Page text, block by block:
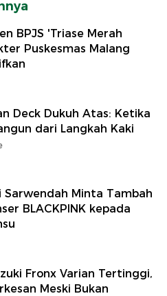
BPJS 'Triase Merah
Puskesmas Malang
Deck Dukuh Atas: Ketika
dari Langkah Kaki
Sarwendah Minta Tambah
BLACKPINK kepada
Fronx Varian Tertinggi,
Meski Bukan